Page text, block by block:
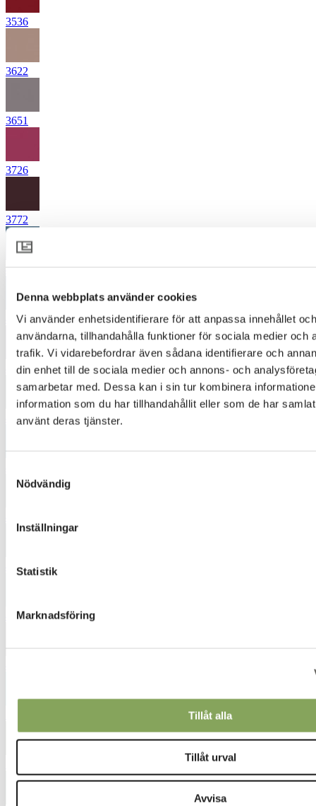
Denna webbplats använder cookies
Vi använder enhetsidentifierare för att anpassa innehållet
användarna, tillhandahålla funktioner för sociala medier och
trafik. Vi vidarebefordrar även sådana identifierare och
din enhet till de sociala medier och annons- och
samarbetar med. Dessa kan i sin tur kombinera
information som du har tillhandahållit eller som de har
använt deras tjänster.
Nödvändig
Inställningar
Statistik
Marknadsföring
Tillåt alla
Tillåt urval
Avvisa
3536
3622
3651
3726
3772
4345
4380
4454
4745
4831